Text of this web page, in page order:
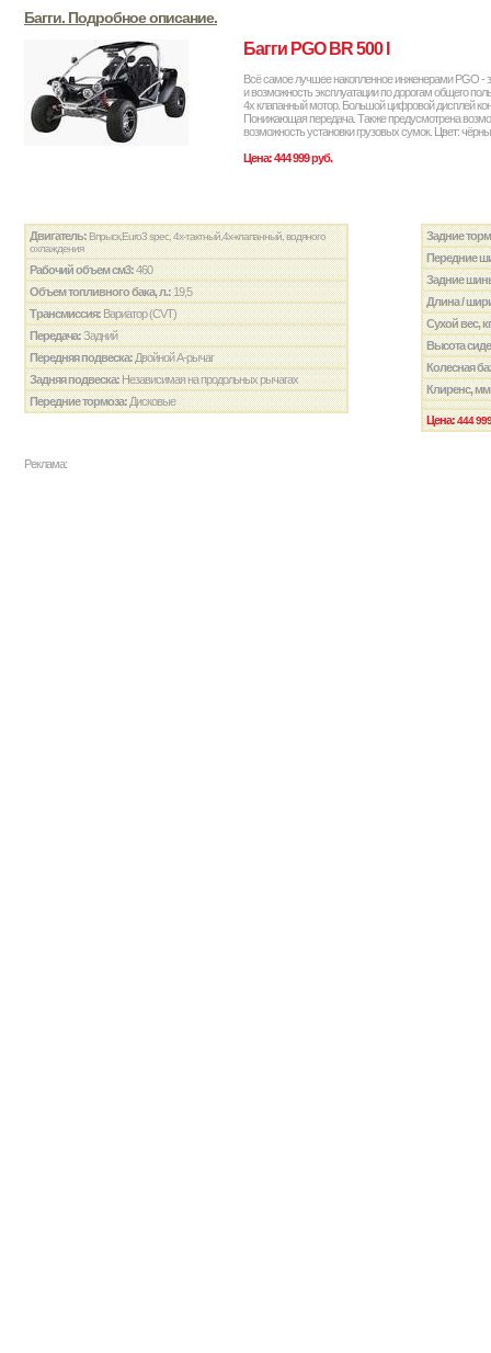
Багги. Подробное описание.
Багги PGO BR 500 I
Всё самое лучшее накопленное инженерами PGO -
и возможность эксплуатации по дорогам общего
4х клапанный мотор. Большой цифровой дисплей
Понижающая передача. Также предусмотрена
возможность установки грузовых сумок. Цвет:
Цена: 444 999 руб.
Двигатель:Впрыск,Euro3 spec, 4х-тактный,4х-клапанный, водяного
охлаждения
Рабочий объем см3:460
Объем топливного бака, л.:19,5
Трансмиссия:Вариатор (CVT)
Передача:Задний
Передняя подвеска:Двойной А-рычаг
Задняя подвеска:Независимая на продольных рычагах
Передние тормоза:Дисковые
Задние
Передние
Задние
Длина /
Сухой вес,
Высота
Колесная
Клиренс,
Цена:444
Реклама: